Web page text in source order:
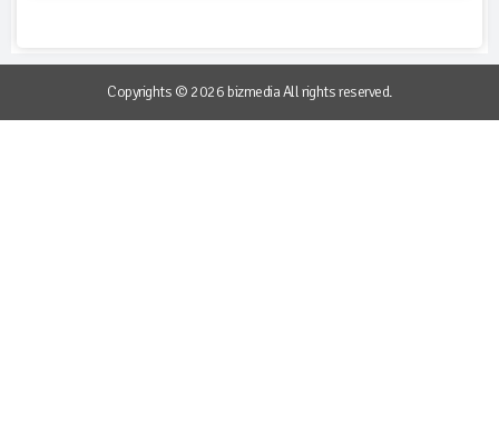
Copyrights © 2026 bizmedia All rights reserved.